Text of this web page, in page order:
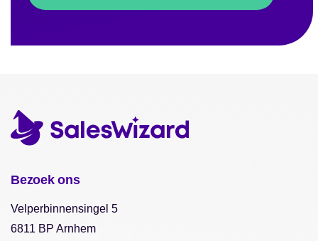
Bezoek ons
Velperbinnensingel 5
6811 BP Arnhem